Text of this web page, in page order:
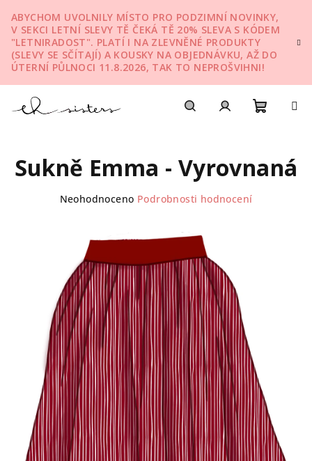
na
obsah
ABYCHOM UVOLNILY MÍSTO PRO PODZIMNÍ NOVINKY,
V SEKCI LETNÍ SLEVY TĚ ČEKÁ TĚ 20% SLEVA S KÓDEM
"LETNIRADOST". PLATÍ I NA ZLEVNĚNÉ PRODUKTY
(SLEVY SE SČÍTAJÍ) A KOUSKY NA OBJEDNÁVKU, AŽ DO
ÚTERNÍ PŮLNOCI 11.8.2026, TAK TO NEPROŠVIHNI!
košík
Sukně Emma - Vyrovnaná
hvězdiček.
Neohodnoceno Podrobnosti hodnocení